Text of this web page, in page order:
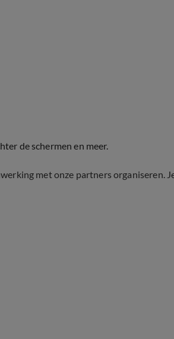
de schermen en meer.
met onze partners organiseren.